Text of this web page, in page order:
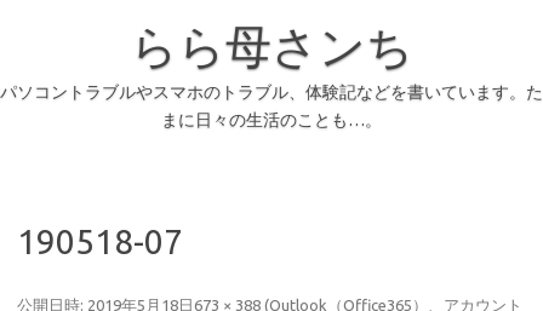
らら母さンち
パソコントラブルやスマホのトラブル、体験記などを書いています。た
まに日々の生活のことも…。
190518-07
公開日時: 2019年5月18日 673 × 388 (Outlook（Office365）、アカウント